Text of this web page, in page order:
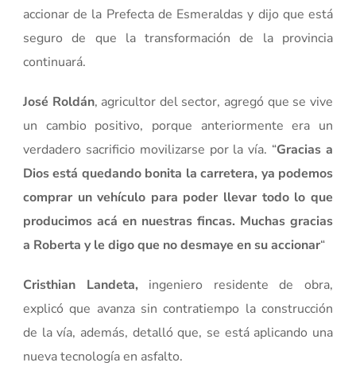
accionar de la Prefecta de Esmeraldas y dijo que está
seguro de que la transformación de la provincia
continuará.
José Roldán, agricultor del sector, agregó que se vive
un cambio positivo, porque anteriormente era un
verdadero sacrificio movilizarse por la vía. “Gracias a
Dios está quedando bonita la carretera, ya podemos
comprar un vehículo para poder llevar todo lo que
producimos acá en nuestras fincas. Muchas gracias
a Roberta y le digo que no desmaye en su accionar“
Cristhian Landeta, ingeniero residente de obra,
explicó que avanza sin contratiempo la construcción
de la vía, además, detalló que, se está aplicando una
nueva tecnología en asfalto.